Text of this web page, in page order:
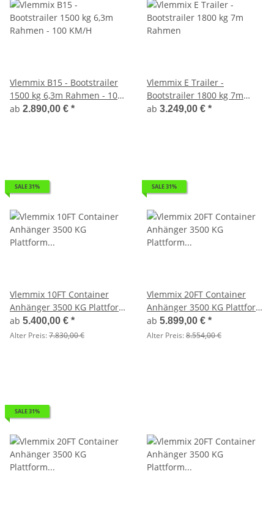
Vlemmix B15 - Bootstrailer
1500 kg 6,3m Rahmen - 100
KM/H
ab 2.890,00 € *
Vlemmix E Trailer -
Bootstrailer 1800 kg 7m
Rahmen
ab 3.249,00 € *
SALE 31%
Vlemmix 10FT Container
Anhänger 3500 KG Plattform
300x244 - 2 x Achse je 1800
KG
ab 5.400,00 € *
Alter Preis:7.830,00 €
SALE 31%
Vlemmix 20FT Container
Anhänger 3500 KG Plattform
600x244 - 2 x Achse je 1800
KG
ab 5.899,00 € *
Alter Preis:8.554,00 €
SALE 31%